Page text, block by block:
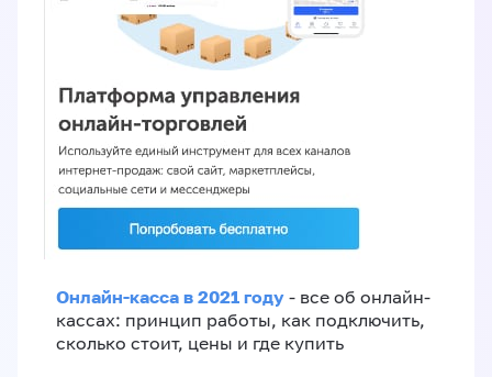
Онлайн-касса в 2021 году - все об онлайн-
кассах: принцип работы, как подключить,
сколько стоит, цены и где купить